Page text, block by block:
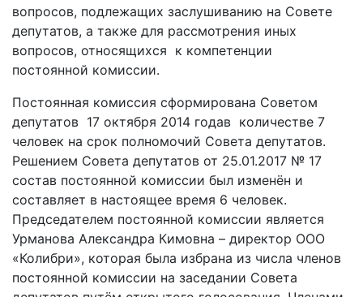
вопросов, подлежащих заслушиванию на Совете
депутатов, а также для рассмотрения иных
вопросов, относящихся к компетенции
постоянной комиссии.
Постоянная комиссия сформирована Советом
депутатов 17 октября 2014 годав количестве 7
человек на срок полномочий Совета депутатов.
Решением Совета депутатов от 25.01.2017 № 17
состав постоянной комиссии был изменён и
составляет в настоящее время 6 человек.
Председателем постоянной комиссии является
Урманова Александра Кимовна – директор ООО
«Колибри», которая была избрана из числа членов
постоянной комиссии на заседании Совета